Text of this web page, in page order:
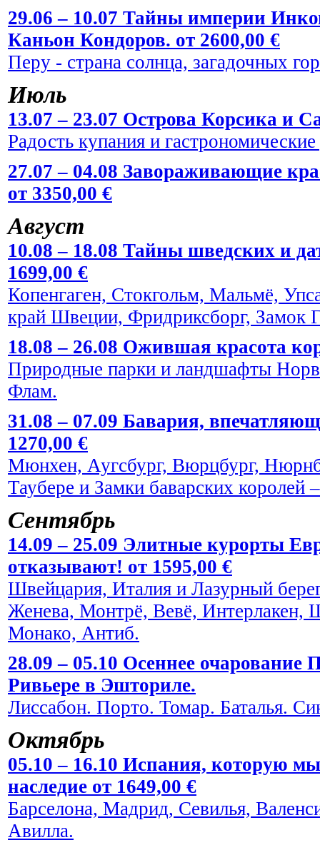
29.06 – 10.07 Тайны империи
Каньон Кондоров. от 2600,00 €
Перу - страна солнца, загадочных
Июль
13.07 – 23.07 Острова Корсика и
Радость купания и
27.07 – 04.08 Завораживающие
от 3350,00 €
Август
10.08 – 18.08 Тайны шведских и
1699,00 €
Копенгаген, Стокгольм, Мальмё,
край Швеции, Фридриксборг, Замок
18.08 – 26.08 Ожившая красота
Природные парки и ландшафты
Флам.
31.08 – 07.09 Бавария,
1270,00 €
Мюнхен, Аугсбург, Вюрцбург,
Таубере и Замки баварских
Сентябрь
14.09 – 25.09 Элитные курорты
отказывают! от 1595,00 €
Швейцария, Италия и Лазурный
Женева, Монтрё, Вевё,
Монако, Антиб.
28.09 – 05.10 Осеннее
Ривьере в Эшториле.
Лиссабон. Порто. Томар. Баталья.
Октябрь
05.10 – 16.10 Испания, которую
наследие от 1649,00 €
Барселона, Мадрид, Севилья,
Авилла.